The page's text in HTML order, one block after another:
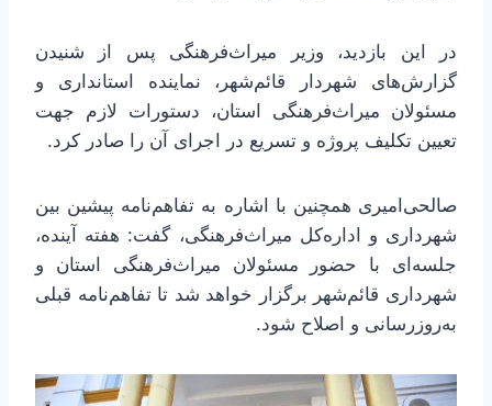
در این بازدید، وزیر میراث‌فرهنگی پس از شنیدن
گزارش‌های شهردار قائم‌شهر، نماینده استانداری و
مسئولان میراث‌فرهنگی استان، دستورات لازم جهت
تعیین تکلیف پروژه و تسریع در اجرای آن را صادر کرد.
صالحی‌امیری همچنین با اشاره به تفاهم‌نامه پیشین بین
شهرداری و اداره‌کل میراث‌فرهنگی، گفت: هفته آینده،
جلسه‌ای با حضور مسئولان میراث‌فرهنگی استان و
شهرداری قائم‌شهر برگزار خواهد شد تا تفاهم‌نامه قبلی
به‌روزرسانی و اصلاح شود.